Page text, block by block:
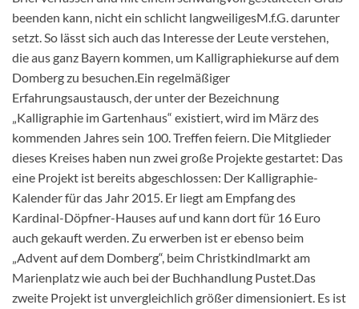
beenden kann, nicht ein schlicht langweiligesM.f.G. darunter
setzt. So lässt sich auch das Interesse der Leute verstehen,
die aus ganz Bayern kommen, um Kalligraphiekurse auf dem
Domberg zu besuchen.Ein regelmäßiger
Erfahrungsaustausch, der unter der Bezeichnung
„Kalligraphie im Gartenhaus“ existiert, wird im März des
kommenden Jahres sein 100. Treffen feiern. Die Mitglieder
dieses Kreises haben nun zwei große Projekte gestartet: Das
eine Projekt ist bereits abgeschlossen: Der Kalligraphie-
Kalender für das Jahr 2015. Er liegt am Empfang des
Kardinal-Döpfner-Hauses auf und kann dort für 16 Euro
auch gekauft werden. Zu erwerben ist er ebenso beim
„Advent auf dem Domberg“, beim Christkindlmarkt am
Marienplatz wie auch bei der Buchhandlung Pustet.Das
zweite Projekt ist unvergleichlich größer dimensioniert. Es ist